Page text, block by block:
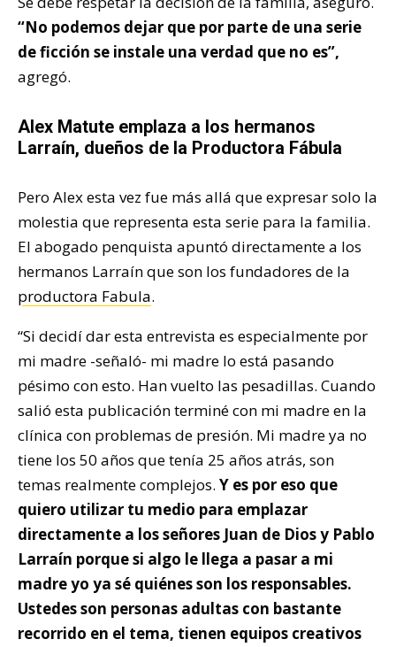
“No podemos dejar que por parte de una serie
de ficción se instale una verdad que no es”,
agregó.
Alex Matute emplaza a los hermanos
Larraín, dueños de la Productora Fábula
Pero Alex esta vez fue más allá que expresar solo la
molestia que representa esta serie para la familia.
El abogado penquista apuntó directamente a los
hermanos Larraín que son los fundadores de la
productora Fabula.
“Si decidí dar esta entrevista es especialmente por
mi madre -señaló- mi madre lo está pasando
pésimo con esto. Han vuelto las pesadillas. Cuando
salió esta publicación terminé con mi madre en la
clínica con problemas de presión. Mi madre ya no
tiene los 50 años que tenía 25 años atrás, son
temas realmente complejos. Y es por eso que
quiero utilizar tu medio para emplazar
directamente a los señores Juan de Dios y Pablo
Larraín porque si algo le llega a pasar a mi
madre yo ya sé quiénes son los responsables.
Ustedes son personas adultas con bastante
recorrido en el tema, tienen equipos creativos